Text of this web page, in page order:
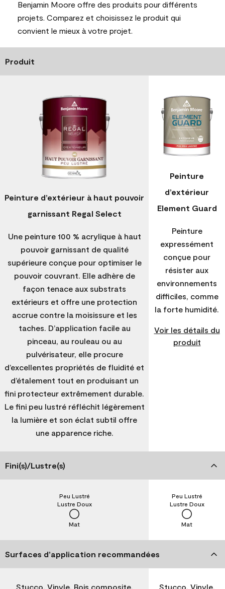
Benjamin Moore offre des produits pour différents
projets. Comparez et choisissez le produit qui
convient le mieux à votre projet.
Produit
Peinture d’extérieur à haut pouvoir
garnissant Regal Select
Une peinture 100 % acrylique à haut
pouvoir garnissant de qualité
supérieure conçue pour optimiser le
pouvoir couvrant. Elle adhère de
façon tenace aux substrats
extérieurs et offre une protection
accrue contre la moisissure et les
taches. D’application facile au
pinceau, au rouleau ou au
pulvérisateur, elle procure
d’excellentes propriétés de fluidité et
d’étalement tout en produisant un
fini protecteur extrêmement durable.
Le fini peu lustré réfléchit légèrement
la lumière et son éclat subtil offre
une apparence riche.
Peinture
d’extérieur
Element Guard
Peinture
expressément
conçue pour
résister aux
environnements
difficiles, comme
la forte humidité.
Voir les détails du
produit
Fini(s)/Lustre(s)
Mat
Lustre Doux
Peu Lustré
Mat
Lustre Doux
Peu Lustré
Surfaces d’application recommandées
Stucco, Vinyle, Bois composite,
Stucco, Vinyle,